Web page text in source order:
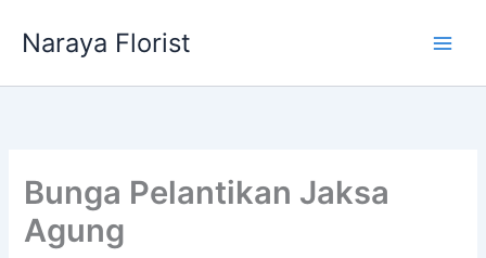
Naraya Florist
Bunga Pelantikan Jaksa
Agung